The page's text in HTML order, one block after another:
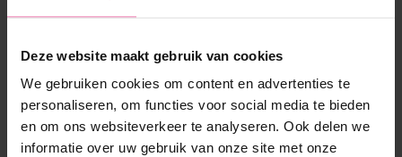
Deze website maakt gebruik van cookies
We gebruiken cookies om content en advertenties te
personaliseren, om functies voor social media te bieden
en om ons websiteverkeer te analyseren. Ook delen we
informatie over uw gebruik van onze site met onze